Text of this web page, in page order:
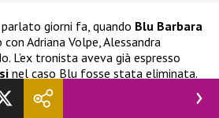
giorni fa, quando Blu Barbara
Adriana Volpe, Alessandra
L’ex tronista aveva già espresso
nel caso Blu fosse stata eliminata.
anche alla stessa Prezia, che
e di impedirgli di compiere scelte